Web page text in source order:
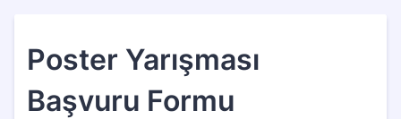
Poster Yarışması
Başvuru Formu